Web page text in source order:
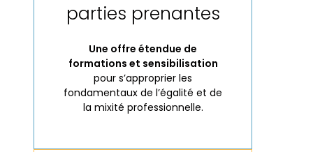
parties prenantes
Une offre étendue de
formations et sensibilisation
pour s’approprier les
fondamentaux de l’égalité et de
la mixité professionnelle.